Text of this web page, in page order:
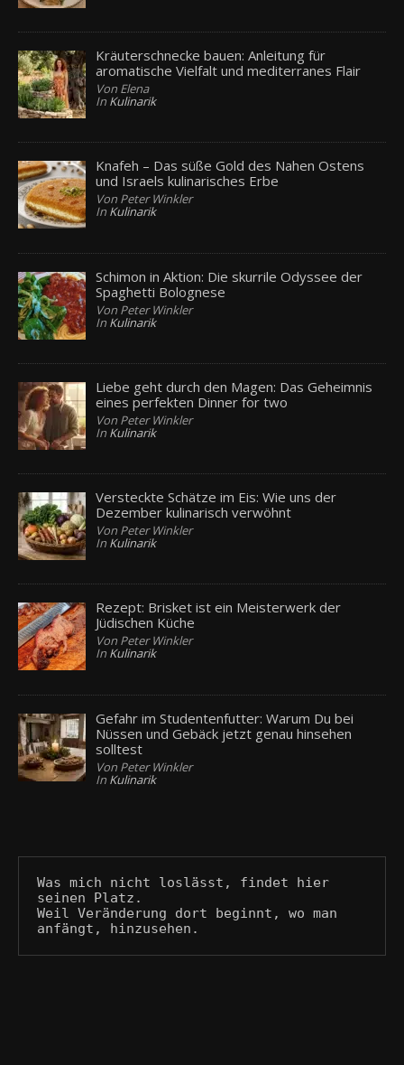
Kräuterschnecke bauen: Anleitung für
aromatische Vielfalt und mediterranes Flair
Von Elena
In Kulinarik
Knafeh – Das süße Gold des Nahen Ostens
und Israels kulinarisches Erbe
Von Peter Winkler
In Kulinarik
Schimon in Aktion: Die skurrile Odyssee der
Spaghetti Bolognese
Von Peter Winkler
In Kulinarik
Liebe geht durch den Magen: Das Geheimnis
eines perfekten Dinner for two
Von Peter Winkler
In Kulinarik
Versteckte Schätze im Eis: Wie uns der
Dezember kulinarisch verwöhnt
Von Peter Winkler
In Kulinarik
Rezept: Brisket ist ein Meisterwerk der
Jüdischen Küche
Von Peter Winkler
In Kulinarik
Gefahr im Studentenfutter: Warum Du bei
Nüssen und Gebäck jetzt genau hinsehen
solltest
Von Peter Winkler
In Kulinarik
Was mich nicht loslässt, findet hier
seinen Platz.
Weil Veränderung dort beginnt, wo man
anfängt, hinzusehen.